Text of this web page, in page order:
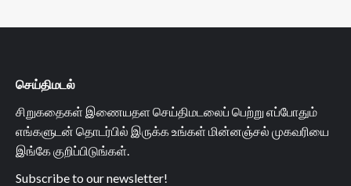
செய்திமடல்
சிறுகதைகள் இணையதள செய்திமடலைப் பெற்று எப்போதும்
எங்களுடன் தொடர்பில் இருக்க உங்கள் மின்னஞ்சல் முகவரியை
இங்கே குறிப்பிடுங்கள்.
Subscribe to our newsletter!